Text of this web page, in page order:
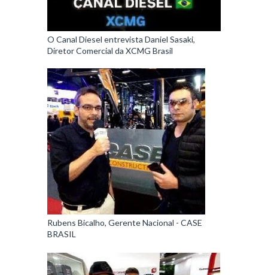
O Canal Diesel entrevista Daniel Sasaki,
Diretor Comercial da XCMG Brasil
Rubens Bicalho, Gerente Nacional - CASE
BRASIL